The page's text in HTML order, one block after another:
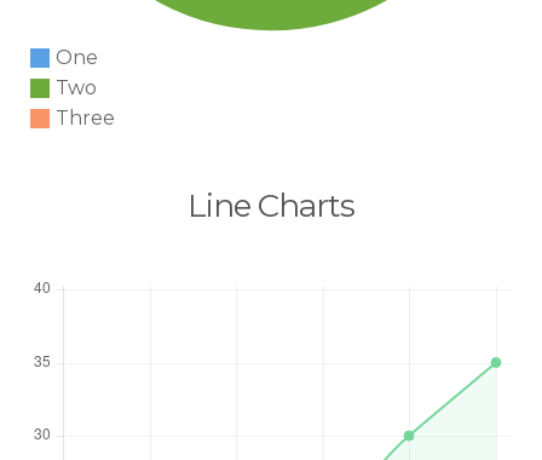
One
Two
Three
Line Charts